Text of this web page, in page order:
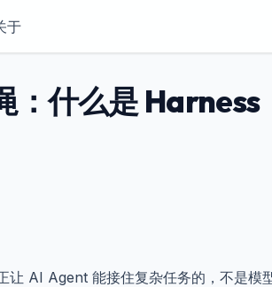
于
：什么是
让 AI Agent 能接住复杂任务的，不是